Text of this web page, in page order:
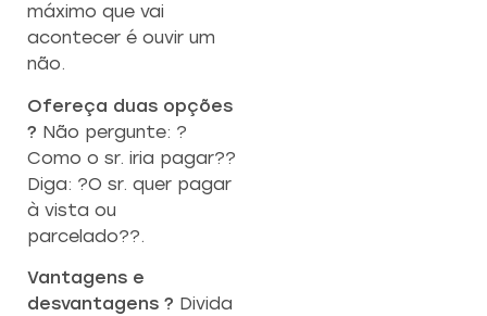
máximo que vai
acontecer é ouvir um
não.
Ofereça duas opções
? Não pergunte: ?
Como o sr. iria pagar??
Diga: ?O sr. quer pagar
à vista ou
parcelado??.
Vantagens e
desvantagens ? Divida